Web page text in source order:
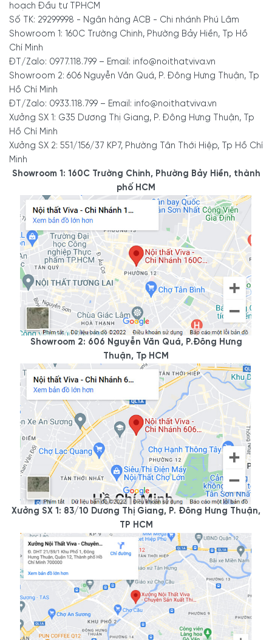
hoạch Đầu tư TPHCM
Số TK: 29299998 - Ngân hàng ACB - Chi nhánh Phú Lâm
Showroom 1: 160C Trường Chinh, Phường Bảy Hiền, Tp Hồ
Chí Minh
ĐT/Zalo: 0977.118.799 – Email: info@noithatviva.vn
Showroom 2: 606 Nguyễn Văn Quá, P. Đông Hưng Thuận, Tp
Hồ Chí Minh
ĐT/Zalo: 0933.118.799 – Email: info@noithatviva.vn
Xưởng SX 1: G35 Dương Thị Giang, P. Đông Hưng Thuận, Tp
Hồ Chí Minh
Xưởng SX 2: 551/156/37 KP7, Phường Tân Thới Hiệp, Tp Hồ Chí
Minh
Showroom 1: 160C Trường Chinh, Phường Bảy Hiền, thành
phố HCM
Showroom 2: 606 Nguyễn Văn Quá, P.Đông Hưng
Thuận, Tp HCM
Xưởng SX 1: 83/10 Dương Thị Giang, P. Đông Hưng Thuận,
TP HCM